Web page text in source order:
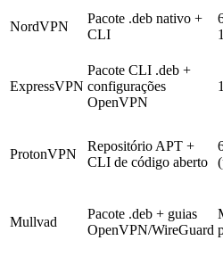
NordVPN
Pacote .deb nativo +
CLI
ExpressVPN
Pacote CLI .deb +
configurações
OpenVPN
ProtonVPN
Repositório APT +
CLI de código aberto
Mullvad
Pacote .deb + guias
OpenVPN/WireGuard